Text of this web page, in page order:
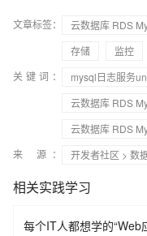
文章标签： 云数据库 RDS
存储
监控
关键词：
mysql日志服务
云数据库 RDS
云数据库 RDS
来 源：
开发者社区 > 数
相关实践学习
每个IT人都想学的“Web